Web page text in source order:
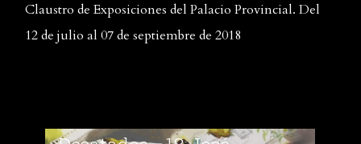
Claustro de Exposiciones del Palacio Provincial. Del
12 de julio al 07 de septiembre de 2018